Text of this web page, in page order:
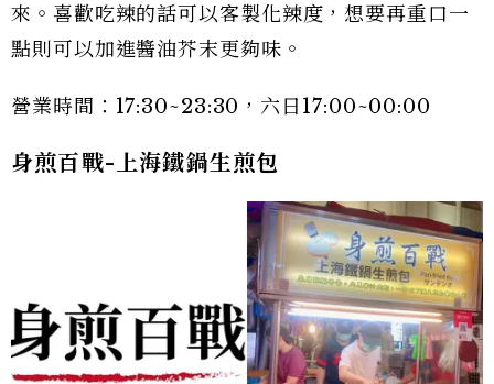
來。喜歡吃辣的話可以客製化辣度，想要再重口一
點則可以加進醬油芥末更夠味。
營業時間：17:30~23:30，六日17:00~00:00
身煎百戰-上海鐵鍋生煎包